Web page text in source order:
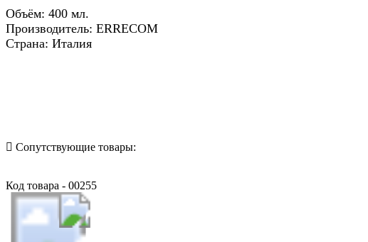
Объём: 400 мл.
Производитель: ERRECOM
Страна: Италия
Сопутствующие товары:
Код товара - 00255